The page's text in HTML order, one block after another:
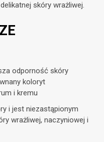
skóry wrażliwej.
odporność skóry
koloryt
i kremu
i jest niezastąpionym
wrażliwej, naczyniowej i